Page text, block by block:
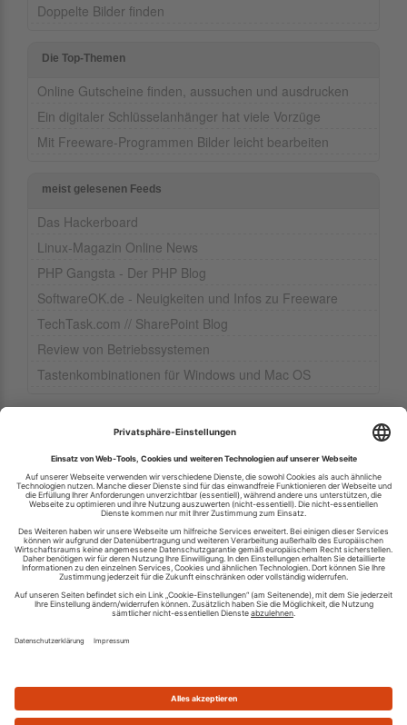
Doppelte Bilder finden
Die Top-Themen
Online Gutscheine finden, aussuchen und ausdrucken
Ein digitaler Schlüsselanhänger hat viele Vorzüge
Mit Freeware-Programmen Bilder leicht bearbeiten
meist gelesenen Feeds
Das Hackerboard
Linux-Magazin Online News
PHP Gangsta - Der PHP Blog
SoftwareOK.de - Neuigkeiten und Infos zu Freeware
TechTask.com // SharePoint Blog
Review von Betriebssystemen
Tastenkombinationen für Windows und Mac OS
Ihren RSS-Feed veröffentlichen
RSS-Verzeichnis.de © 2003-2026
Impressum
Kontakt
Datenschutzinformation
Cookie-Einstellungen
Was ist ein RSS Feed?